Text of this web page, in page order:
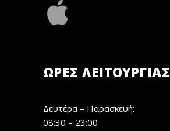
ΏΡΕΣ ΛΕΙΤΟΥΡΓΊΑΣ
Δευτέρα – Παρασκευή:
08:30 – 23:00